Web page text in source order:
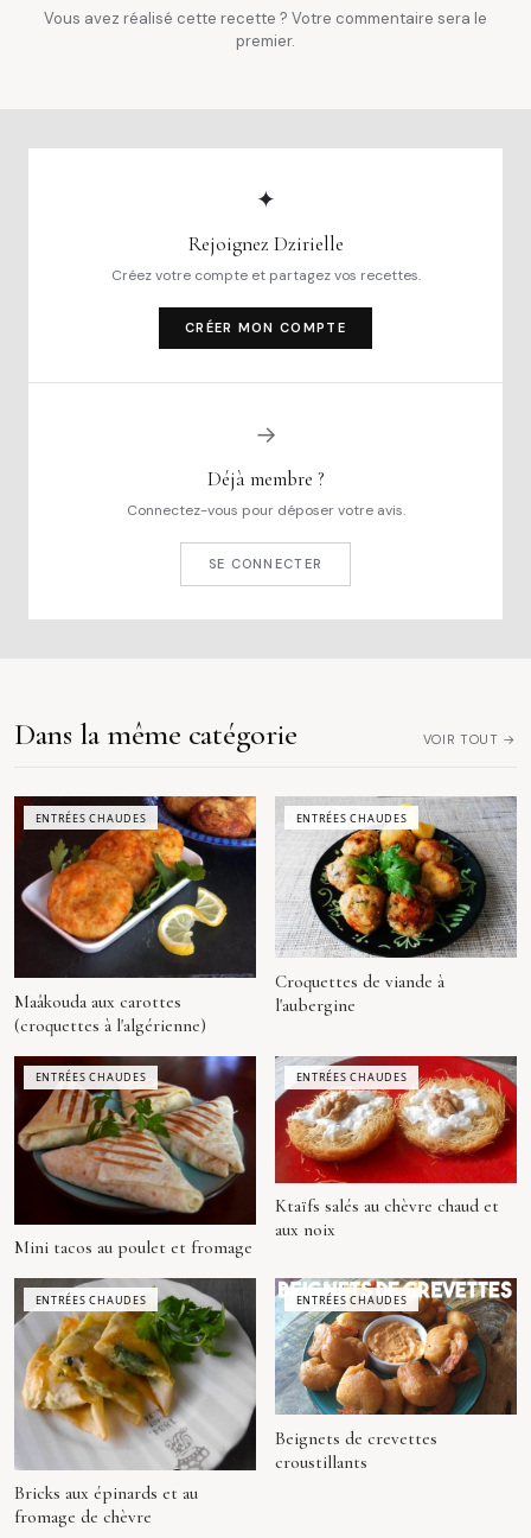
Vous avez réalisé cette recette ? Votre commentaire sera le
premier.
✦
Rejoignez Dzirielle
Créez votre compte et partagez vos recettes.
CRÉER MON COMPTE
→
Déjà membre ?
Connectez-vous pour déposer votre avis.
SE CONNECTER
Dans la même catégorie VOIR TOUT →
ENTRÉES CHAUDES
Maâkouda aux carottes
(croquettes à l'algérienne)
ENTRÉES CHAUDES
Croquettes de viande à
l'aubergine
ENTRÉES CHAUDES
Mini tacos au poulet et fromage
ENTRÉES CHAUDES
Ktaïfs salés au chèvre chaud et
aux noix
ENTRÉES CHAUDES
Bricks aux épinards et au
fromage de chèvre
ENTRÉES CHAUDES
Beignets de crevettes
croustillants